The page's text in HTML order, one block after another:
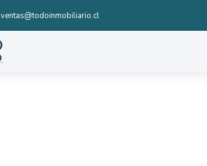
ventas@todoinmobiliario.cl